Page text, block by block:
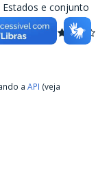
e conjunto
a API (veja